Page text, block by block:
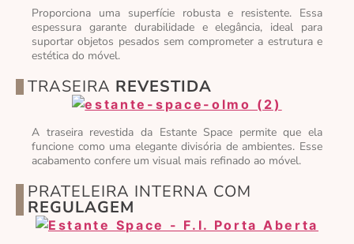
Proporciona uma superfície robusta e resistente. Essa
espessura garante durabilidade e elegância, ideal para
suportar objetos pesados sem comprometer a estrutura e
estética do móvel.
TRASEIRA REVESTIDA
A traseira revestida da Estante Space permite que ela
funcione como uma elegante divisória de ambientes. Esse
acabamento confere um visual mais refinado ao móvel.
PRATELEIRA INTERNA COM
REGULAGEM